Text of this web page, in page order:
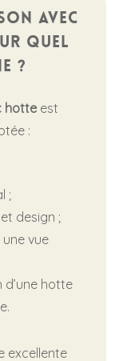
avec
quel
?
hotte est
:
;
design ;
vue
d’une hotte
excellente